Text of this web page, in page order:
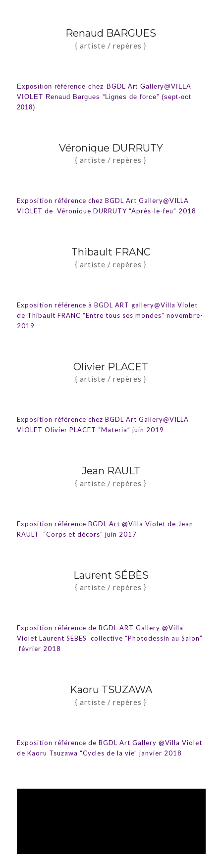
Renaud BARGUES
{ artiste / repères }
Exposition référence chez BGDL Art Gallery@VILLA
VIOLET Renaud Bargues “Lignes de force” (sept-oct
2018)
Véronique DURRUTY
{ artiste / repères }
Exposition référence chez BGDL Art Gallery@VILLA
VIOLET de Véronique DURRUTY “Après-le-feu” 2018
Thibault FRANC
{ artiste / repères }
Exposition référence à BGDL ART gallery@Villa Violet
de Thibault FRANC “Entre tous ses mondes” novembre-
2019
Olivier PLACET
{ artiste / repères }
Exposition référence chez BGDL Art Gallery@VILLA
VIOLET Olivier PLACET “Materia” juin 2019
Jean RAULT
{ artiste / repères }
Exposition référence BGDL Art @Villa Violet de Jean
RAULT “Corps et décors” juin 2017
Laurent SÉBÈS
{ artiste / repères }
Exposition référence de BGDL ART Gallery @Villa
Violet Laurent SEBES collective “Photodessin au Salon”
février 2018
Kaoru TSUZAWA
{ artiste / repères }
Exposition référence de BGDL Art Gallery @Villa Violet
de Kaoru Tsuzawa “Cycles de la vie” janvier 2018